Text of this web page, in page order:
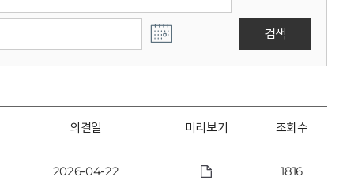
검색
의결일 미리보기 조회수
2026-04-22 1816